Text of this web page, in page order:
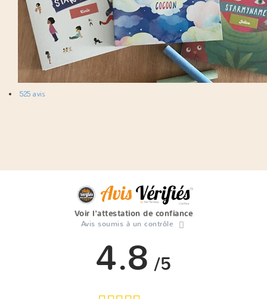
525 avis
Voir l'attestation de confiance
Avis soumis à un contrôle
4.8 /5